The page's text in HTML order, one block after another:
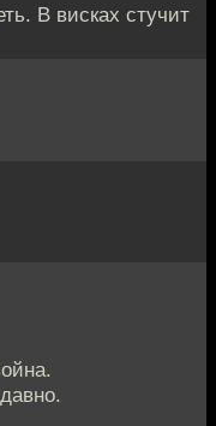
В висках стучит